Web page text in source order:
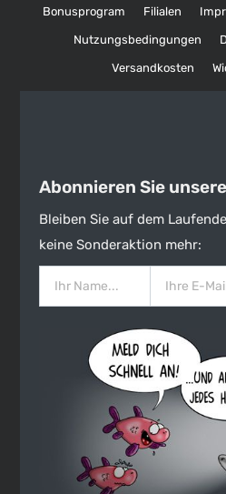
Bonusprogram Filialen
Nutzungsbedingungen
Versandkosten
Abonnieren Sie
Bleiben Sie auf dem
keine Sonderaktion mehr: